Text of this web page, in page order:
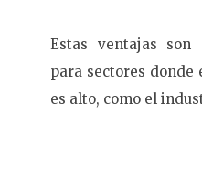
Estas ventajas son
para sectores
es alto, como el